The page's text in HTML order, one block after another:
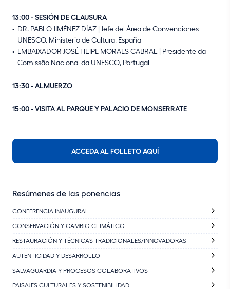
13:00 - SESIÓN DE CLAUSURA
DR. PABLO JIMÉNEZ DÍAZ | Jefe del Área de Convenciones
UNESCO. Ministerio de Cultura, España
EMBAIXADOR JOSÉ FILIPE MORAES CABRAL | Presidente da
Comissão Nacional da UNESCO, Portugal
13:30 - ALMUERZO
15:00 - VISITA AL PARQUE Y PALACIO DE MONSERRATE
ACCEDA AL FOLLETO AQUÍ
Resúmenes de las ponencias
CONFERENCIA INAUGURAL
CONSERVACIÓN Y CAMBIO CLIMÁTICO
RESTAURACIÓN Y TÉCNICAS TRADICIONALES/INNOVADORAS
AUTENTICIDAD Y DESARROLLO
SALVAGUARDIA Y PROCESOS COLABORATIVOS
PAISAJES CULTURALES Y SOSTENIBILIDAD